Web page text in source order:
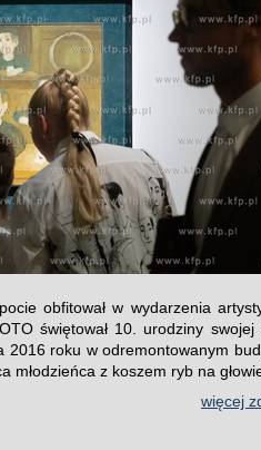
obfitował w wydarzenia
świętował 10. urodziny
2016 roku w odremontowanym
młodzieńca z koszem ryb na
więcej